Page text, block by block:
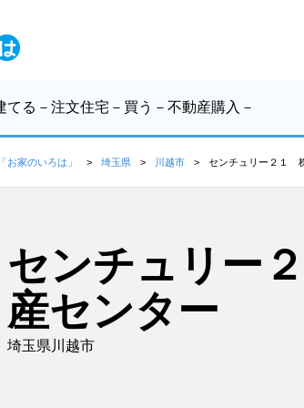
てる －注文住宅－ 買う －不動産購入－
お家のいろは」 埼玉県 川越市 センチュリー２１
センチュリー
産センター
埼玉県川越市